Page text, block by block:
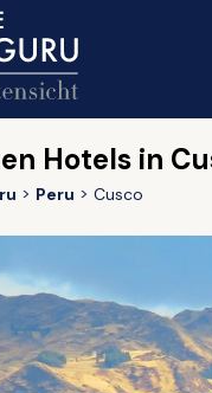
Hotels in
Peru Cusco